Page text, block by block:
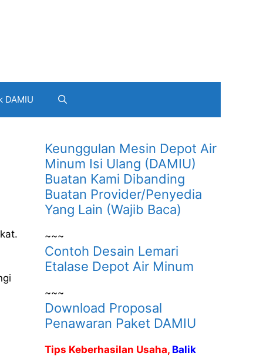
DAMIU
Keunggulan Mesin Depot Air
Minum Isi Ulang (DAMIU)
Buatan Kami Dibanding
Buatan Provider/Penyedia
Yang Lain (Wajib Baca)
~~~
Contoh Desain Lemari
Etalase Depot Air Minum
~~~
Download Proposal
Penawaran Paket DAMIU
Tips Keberhasilan Usaha, Balik